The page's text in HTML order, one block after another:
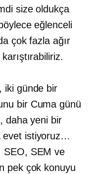
size oldukça
eğlenceli
çok fazla ağır
iki günde bir
bir Cuma günü
daha yeni bir
evet istiyoruz…
SEO, SEM ve
pek çok konuyu